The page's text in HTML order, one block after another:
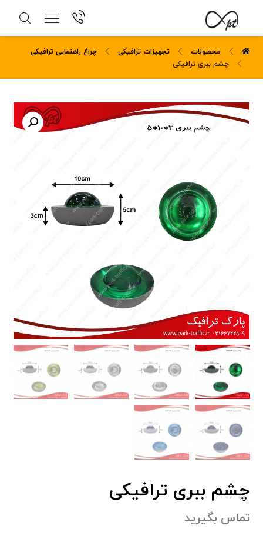
محصولات تجهیزات ترافیکی
چراغ راهنمایی ترافیکی
چشم ببری ترافیکی
چشم ببری ترافیکی
تماس بگیرید